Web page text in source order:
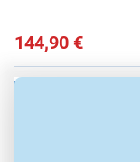
144,90 €